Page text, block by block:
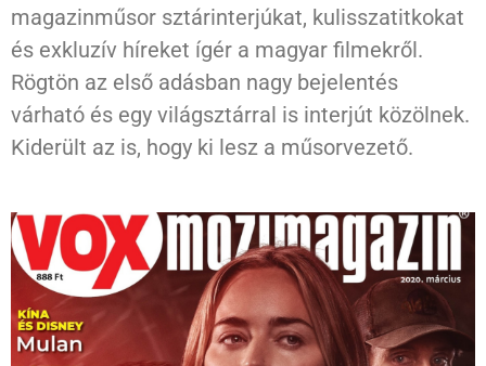
magazinműsor sztárinterjúkat, kulisszatitkokat
és exkluzív híreket ígér a magyar filmekről.
Rögtön az első adásban nagy bejelentés
várható és egy világsztárral is interjút közölnek.
Kiderült az is, hogy ki lesz a műsorvezető.